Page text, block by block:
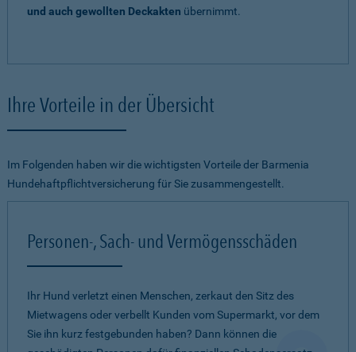
und auch gewollten Deckakten übernimmt.
Ihre Vorteile in der Übersicht
Im Folgenden haben wir die wichtigsten Vorteile der Barmenia
Hundehaftpflichtversicherung für Sie zusammengestellt.
Personen-, Sach- und Vermögensschäden
Ihr Hund verletzt einen Menschen, zerkaut den Sitz des
Mietwagens oder verbellt Kunden vom Supermarkt, vor dem
Sie ihn kurz festgebunden haben? Dann können die